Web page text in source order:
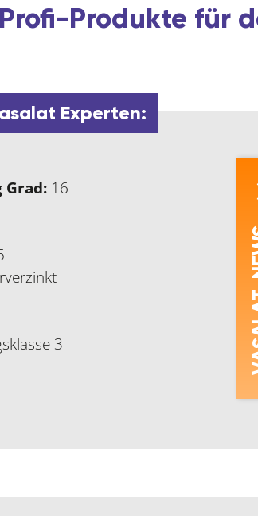
Profi-Produkte für
Experten:
Grad: 16
3
-